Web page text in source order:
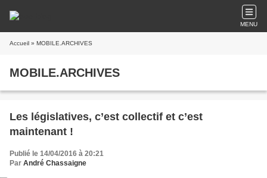
MENU
Accueil » MOBILE.ARCHIVES
MOBILE.ARCHIVES
Les législatives, c’est collectif et c’est
maintenant !
Publié le 14/04/2016 à 20:21
Par André Chassaigne